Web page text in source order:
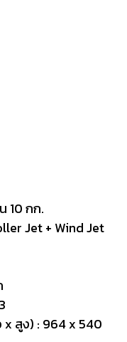
10 กก.
Jet + Wind Jet
x สูง) : 964 x 540